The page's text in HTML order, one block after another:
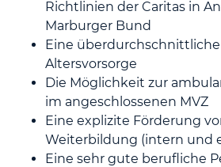
Richtlinien der Caritas in
Marburger Bund
Eine
Altersvorsorge
Die Möglichkeit zur
im angeschlossenen MVZ
Eine explizite Förderung
Weiterbildung (intern und
Eine sehr gute berufliche